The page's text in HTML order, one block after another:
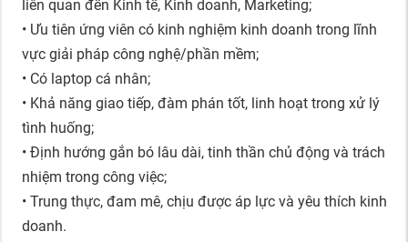
liên quan đến Kinh tế, Kinh doanh, Marketing;
• Ưu tiên ứng viên có kinh nghiệm kinh doanh trong lĩnh
vực giải pháp công nghệ/phần mềm;
• Có laptop cá nhân;
• Khả năng giao tiếp, đàm phán tốt, linh hoạt trong xử lý
tình huống;
• Định hướng gắn bó lâu dài, tinh thần chủ động và trách
nhiệm trong công việc;
• Trung thực, đam mê, chịu được áp lực và yêu thích kinh
doanh.